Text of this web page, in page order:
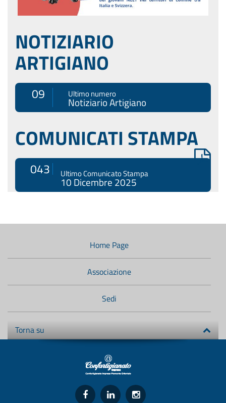
NOTIZIARIO
ARTIGIANO
09 Ultimo numero
Notiziario Artigiano
COMUNICATI STAMPA
043 Ultimo Comunicato Stampa
10 Dicembre 2025
Home Page
Associazione
Sedi
Torna su